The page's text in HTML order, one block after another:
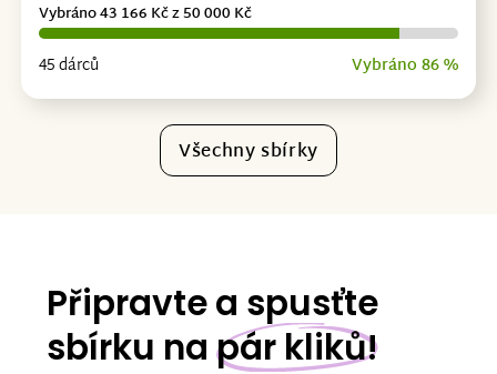
45 dárců Vybráno 86 %
Vybráno 43 166 Kč z 50 000 Kč
Všechny sbírky
Připravte a spusťte
sbírku na pár kliků!